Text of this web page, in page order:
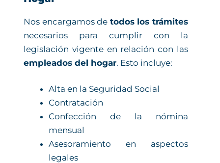
Nos encargamos de todos los trámites
necesarios para cumplir con la
legislación vigente en relación con las
empleados del hogar. Esto incluye:
Alta en la Seguridad Social
Contratación
Confección de la nómina
mensual
Asesoramiento en aspectos
legales